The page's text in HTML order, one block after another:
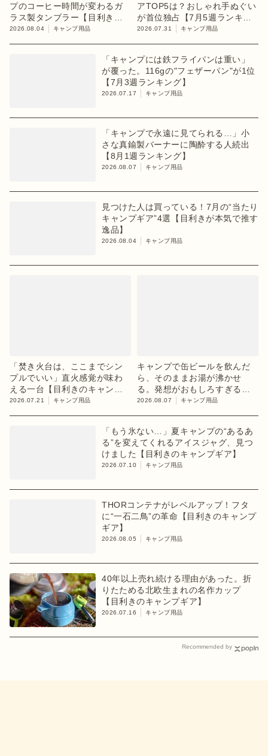
プのコーヒー時間が変わるガ
ラス製タンブラー【目利きの
キャンプギア】
2026.08.04 キャンプ用品
アTOP5は？おしゃれ手ぬぐい
が首位独占【7月5週ランキン
グ】
2026.07.31 キャンプ用品
「キャンプには鉄フライパンは重い」
が覆った。116gの"フェザーパン"が1位
【7月3週ランキング】
2026.07.17 キャンプ用品
「キャンプで永遠に見てられる…」小
さな真鍮製バーナーに陶酔する人続出
【8月1週ランキング】
2026.08.07 キャンプ用品
見つけた人は買っている！7月の“当たり
キャンプギア”4選【目利きが本気で推す
逸品】
2026.08.04 キャンプ用品
「焚き火台は、ここまでシン
プルでいい」直火感覚が味わ
える一台【目利きのキャンプ
ギア】
2026.07.21 キャンプ用品
キャンプで缶ビールを飲んだ
ら、そのままお湯が沸かせ
る。発想がおもしろすぎるギ
ア【目利きのキャンプギア】
2026.08.07 キャンプ用品
「もう氷ない…」夏キャンプの“あるあ
る”を変えてくれるアイスジャグ、見つ
けました【目利きのキャンプギア】
2026.07.10 キャンプ用品
THORコンテナがレベルアップ！フタ
に“一石二鳥”の革命【目利きのキャンプ
ギア】
2026.08.05 キャンプ用品
40年以上売れ続ける理由があった。折
りたためる北欧生まれの名作カップ
【目利きのキャンプギア】
2026.07.16 キャンプ用品
Recommended by